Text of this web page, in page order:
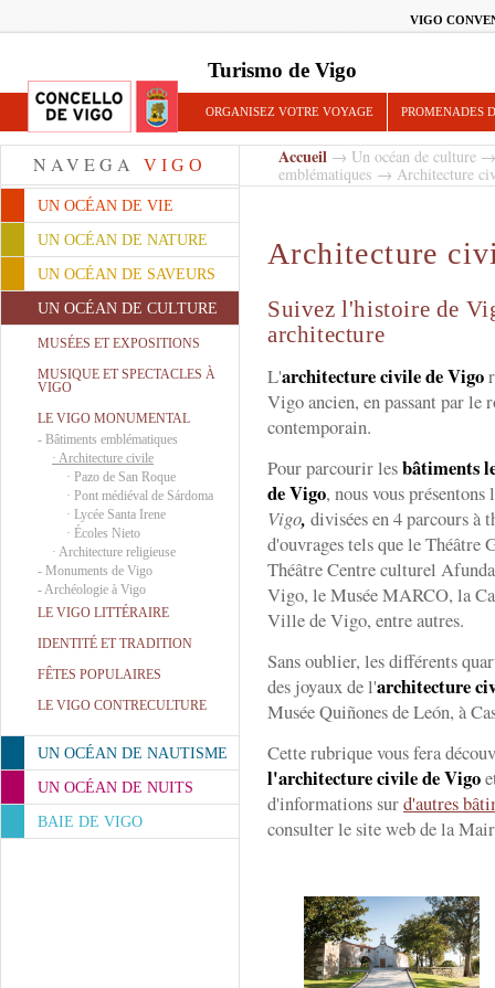
VIGO
Turismo de Vigo
ORGANISEZ VOTRE VOYAGE PROMENADES
NAVEGA VIGO
UN OCÉAN DE VIE
UN OCÉAN DE NATURE
UN OCÉAN DE SAVEURS
UN OCÉAN DE CULTURE
MUSÉES ET EXPOSITIONS
MUSIQUE ET SPECTACLES À
VIGO
LE VIGO MONUMENTAL
- Bâtiments emblématiques
· Architecture civile
· Pazo de San Roque
· Pont médiéval de Sárdoma
· Lycée Santa Irene
· Écoles Nieto
· Architecture religieuse
- Monuments de Vigo
-Archéologie à Vigo
LE VIGO LITTÉRAIRE
IDENTITÉ ET TRADITION
FÊTES POPULAIRES
LE VIGO CONTRECULTURE
UN OCÉAN DE NAUTISME
UN OCÉAN DE NUITS
BAIE DE VIGO
Accueil → Un océan de culture
emblématiques → Architecture
Architecture
Suivez l'histoire de
architecture
L'architecture civile de Vigo
Vigo ancien, en passant par
contemporain.
Pour parcourir lesbâtiments
de Vigo, nous vous présentons
Vigo, divisées en 4 parcours à
d'ouvrages tels que le Théâtre
Théâtre Centre culturel
Vigo, le Musée MARCO, la
Ville de Vigo, entre autres.
Sans oublier, les différents
des joyaux de l'architecture
Musée Quiñones de León, à
Cette rubrique vous fera
l'architecture civile de Vigo
d'informations surd'autres
consulter le site web de la